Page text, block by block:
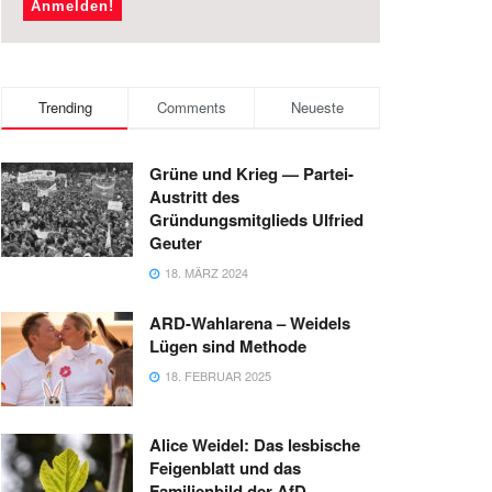
Trending Comments Neueste
Grüne und Krieg — Partei-
Austritt des
Gründungsmitglieds Ulfried
Geuter
18. MÄRZ 2024
ARD-Wahlarena – Weidels
Lügen sind Methode
18. FEBRUAR 2025
Alice Weidel: Das lesbische
Feigenblatt und das